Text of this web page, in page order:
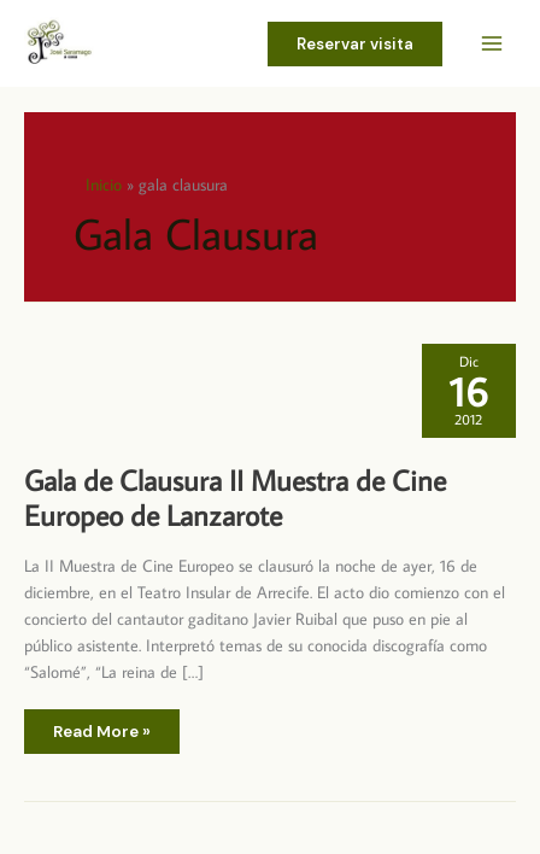
contenido
Reservar visita
Inicio gala clausura
Gala Clausura
Gala de Clausura II Muestra de Cine
Europeo de Lanzarote
La II Muestra de Cine Europeo se clausuró la noche de ayer, 16 de
diciembre, en el Teatro Insular de Arrecife. El acto dio comienzo con el
concierto del cantautor gaditano Javier Ruibal que puso en pie al
público asistente. Interpretó temas de su conocida discografía como
“Salomé”, “La reina de […]
Gala
de
Read More »
Dic
16
2012